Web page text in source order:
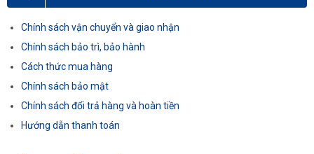
Chính sách vận chuyển và giao nhận
Chính sách bảo trì, bảo hành
Cách thức mua hàng
Chính sách bảo mật
Chính sách đổi trả hàng và hoàn tiền
Hướng dẫn thanh toán